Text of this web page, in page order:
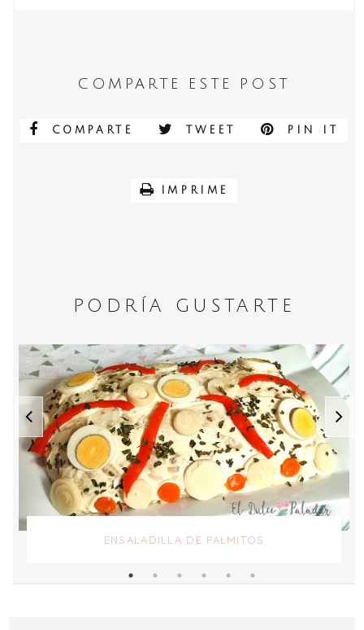
COMPARTE ESTE POST
COMPARTE TWEET PIN IT
IMPRIME
PODRÍA GUSTARTE
ENSALADILLA DE PALMITOS